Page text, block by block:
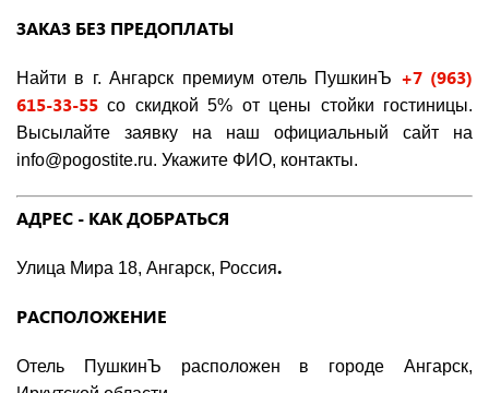
ЗАКАЗ БЕЗ ПРЕДОПЛАТЫ
Найти в г. Ангарск премиум отель ПушкинЪ +7 (963)
615-33-55 со скидкой 5% от цены стойки гостиницы.
Высылайте заявку на наш официальный сайт на
info@pogostite.ru. Укажите ФИО, контакты.
АДРЕС - КАК ДОБРАТЬСЯ
Улица Мира 18, Ангарск, Россия.
РАСПОЛОЖЕНИЕ
Отель ПушкинЪ расположен в городе Ангарск,